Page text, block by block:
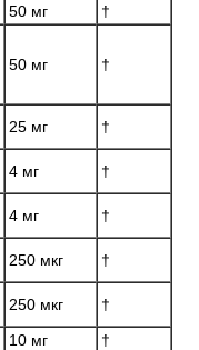
50 мг
†
50 мг †
25 мг
†
4 мг
†
4 мг
†
250 мкг
†
250 мкг
†
10 мг
†